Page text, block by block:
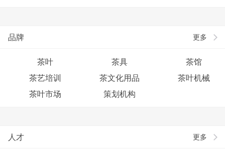
更多
品牌
茶叶 茶具
茶馆
茶艺培训
茶文化用品
茶叶机械
茶叶市场
策划机构
更多
人才